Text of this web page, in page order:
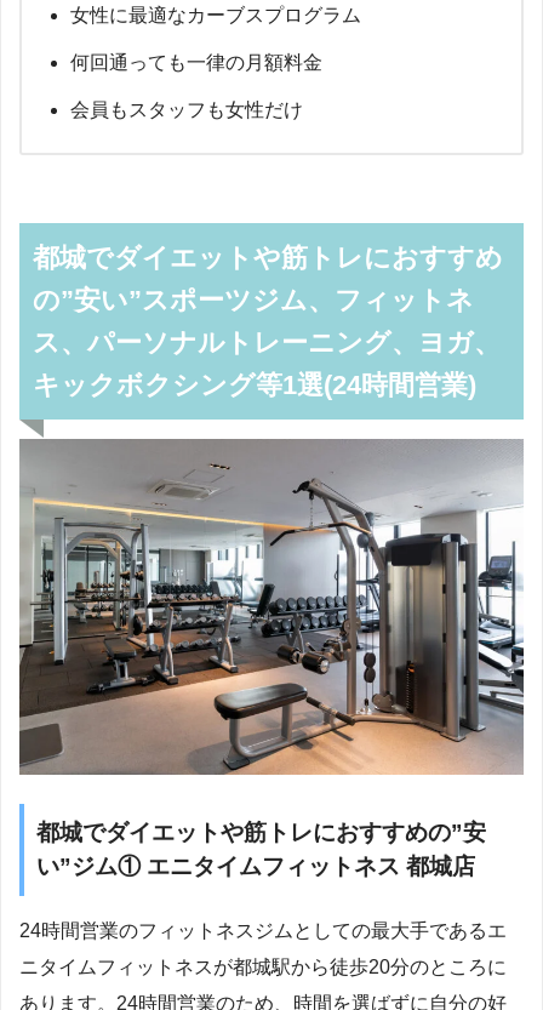
女性に最適なカーブスプログラム
何回通っても一律の月額料金
会員もスタッフも女性だけ
都城でダイエットや筋トレにおすすめ
の”安い”スポーツジム、フィットネ
ス、パーソナルトレーニング、ヨガ、
キックボクシング等1選(24時間営業)
都城でダイエットや筋トレにおすすめの”安
い”ジム① エニタイムフィットネス 都城店
24時間営業のフィットネスジムとしての最大手であるエ
ニタイムフィットネスが都城駅から徒歩20分のところに
あります。24時間営業のため、時間を選ばずに自分の好